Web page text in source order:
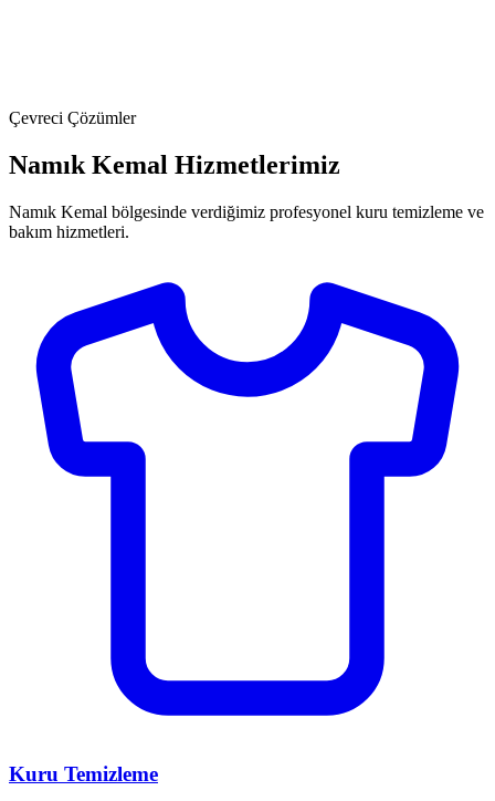
Çevreci Çözümler
Namık Kemal Hizmetlerimiz
Namık Kemal bölgesinde verdiğimiz profesyonel kuru temizleme ve
bakım hizmetleri.
Kuru Temizleme